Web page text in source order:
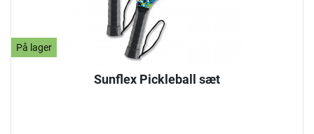
På lager
Sunflex Pickleball sæt